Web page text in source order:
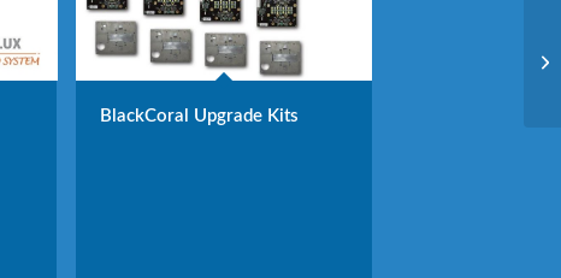
BlackCoral Upgrade Kits